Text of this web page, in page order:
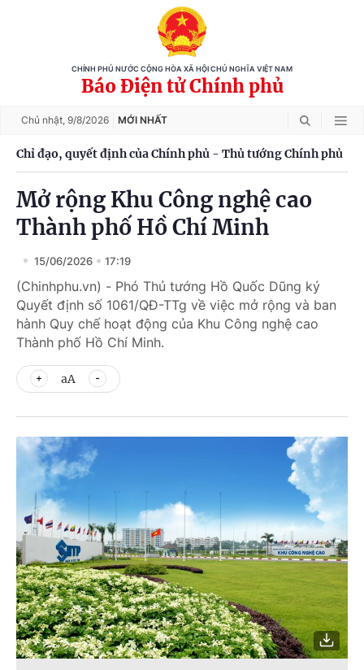
CHÍNH PHỦ NƯỚC CỘNG HÒA XÃ HỘI CHỦ NGHĨA VIỆT NAM
Báo Điện tử Chính phủ
Chủ nhật, 9/8/2026 MỚI NHẤT
Chỉ đạo, quyết định của Chính phủ - Thủ tướng Chính phủ
Mở rộng Khu Công nghệ cao
Thành phố Hồ Chí Minh
15/06/2026 17:19
(Chinhphu.vn) - Phó Thủ tướng Hồ Quốc Dũng ký
Quyết định số 1061/QĐ-TTg về việc mở rộng và ban
hành Quy chế hoạt động của Khu Công nghệ cao
Thành phố Hồ Chí Minh.
aA